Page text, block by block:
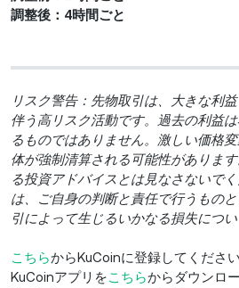
調整後：4時間ごと
リスク警告：先物取引は、大きな利
伴う高リスク活動です。過去の利益
るものではありません。激しい価格
体が強制清算される可能性がありま
る投資アドバイスとは見なさないで
は、ご自身の判断と責任で行うもの
引によって生じるいかなる損失につ
こちらからKuCoinに登録してください
KuCoinアプリをこちらからダウンロ